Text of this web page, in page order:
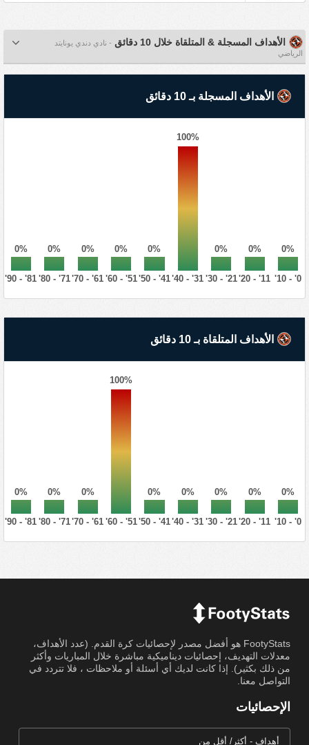
الأهداف المسجلة & المتلقاة خلال 10 دقائق
- نادي دندي يونايتد
الرياضي
الأهداف المسجلة بـ 10 دقائق
0% 0% 0% 0% 0%
100%
0% 0% 0%
81' - 90' 71' - 80' 61' - 70' 51' - 60' 41' - 50' 31' - 40' 21' - 30' 11' - 20' 0' - 10'
الأهداف المتلقاة بـ 10 دقائق
0% 0% 0%
100%
0% 0% 0% 0% 0%
81' - 90' 71' - 80' 61' - 70' 51' - 60' 41' - 50' 31' - 40' 21' - 30' 11' - 20' 0' - 10'
FootyStats هو أفضل مصدر لإحصائيات كرة القدم. (عدد الأهداف،
معدلات التهديف، إحصائيات ديناميكية مباشرة خلال المباريات وأكثر
من ذلك بكثير). إذا كانت لديك أي أسئلة أو ملاحظات ، فلا تتردد في
التواصل معنا.
الإحصائيات
أهداف - أكثر/ أقل من